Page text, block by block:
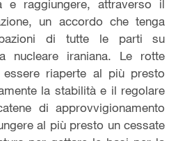
e raggiungere, attraverso il
un accordo che tenga
di tutte le parti su
nucleare iraniana. Le rotte
riaperte al più presto
la stabilità e il regolare
di approvvigionamento
al più presto un cessate